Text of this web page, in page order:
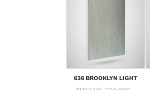
636 BROOKLYN LIGHT